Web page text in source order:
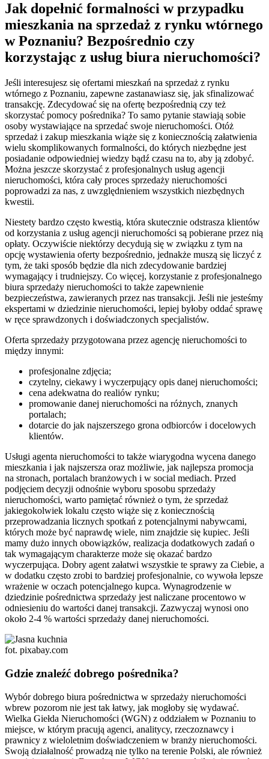
Jak dopełnić formalności w przypadku
mieszkania na sprzedaż z rynku wtórnego
w Poznaniu? Bezpośrednio czy
korzystając z usług biura nieruchomości?
Jeśli interesujesz się ofertami mieszkań na sprzedaż z rynku
wtórnego z Poznaniu, zapewne zastanawiasz się, jak sfinalizować
transakcję. Zdecydować się na ofertę bezpośrednią czy też
skorzystać pomocy pośrednika? To samo pytanie stawiają sobie
osoby wystawiające na sprzedać swoje nieruchomości. Otóż
sprzedaż i zakup mieszkania wiąże się z koniecznością załatwienia
wielu skomplikowanych formalności, do których niezbędne jest
posiadanie odpowiedniej wiedzy bądź czasu na to, aby ją zdobyć.
Można jeszcze skorzystać z profesjonalnych usług agencji
nieruchomości, która cały proces sprzedaży nieruchomości
poprowadzi za nas, z uwzględnieniem wszystkich niezbędnych
kwestii.
Niestety bardzo często kwestią, która skutecznie odstrasza klientów
od korzystania z usług agencji nieruchomości są pobierane przez nią
opłaty. Oczywiście niektórzy decydują się w związku z tym na
opcję wystawienia oferty bezpośrednio, jednakże muszą się liczyć z
tym, że taki sposób będzie dla nich zdecydowanie bardziej
wymagający i trudniejszy. Co więcej, korzystanie z profesjonalnego
biura sprzedaży nieruchomości to także zapewnienie
bezpieczeństwa, zawieranych przez nas transakcji. Jeśli nie jesteśmy
ekspertami w dziedzinie nieruchomości, lepiej byłoby oddać sprawę
w ręce sprawdzonych i doświadczonych specjalistów.
Oferta sprzedaży przygotowana przez agencję nieruchomości to
między innymi:
profesjonalne zdjęcia;
czytelny, ciekawy i wyczerpujący opis danej nieruchomości;
cena adekwatna do realiów rynku;
promowanie danej nieruchomości na różnych, znanych
portalach;
dotarcie do jak najszerszego grona odbiorców i docelowych
klientów.
Usługi agenta nieruchomości to także wiarygodna wycena danego
mieszkania i jak najszersza oraz możliwie, jak najlepsza promocja
na stronach, portalach branżowych i w social mediach. Przed
podjęciem decyzji odnośnie wyboru sposobu sprzedaży
nieruchomości, warto pamiętać również o tym, że sprzedaż
jakiegokolwiek lokalu często wiąże się z koniecznością
przeprowadzania licznych spotkań z potencjalnymi nabywcami,
których może być naprawdę wiele, nim znajdzie się kupiec. Jeśli
mamy dużo innych obowiązków, realizacja dodatkowych zadań o
tak wymagającym charakterze może się okazać bardzo
wyczerpująca. Dobry agent załatwi wszystkie te sprawy za Ciebie, a
w dodatku często zrobi to bardziej profesjonalnie, co wywoła lepsze
wrażenie w oczach potencjalnego kupca. Wynagrodzenie w
dziedzinie pośrednictwa sprzedaży jest naliczane procentowo w
odniesieniu do wartości danej transakcji. Zazwyczaj wynosi ono
około 2-4 % wartości sprzedaży danej nieruchomości.
fot. pixabay.com
Gdzie znaleźć dobrego pośrednika?
Wybór dobrego biura pośrednictwa w sprzedaży nieruchomości
wbrew pozorom nie jest tak łatwy, jak mogłoby się wydawać.
Wielka Giełda Nieruchomości (WGN) z oddziałem w Poznaniu to
miejsce, w którym pracują agenci, analitycy, rzeczoznawcy i
prawnicy z wieloletnim doświadczeniem w branży nieruchomości.
Swoją działalność prowadzą nie tylko na terenie Polski, ale również